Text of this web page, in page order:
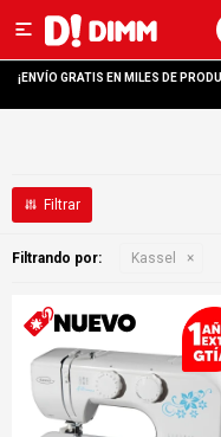

¡ENVÍO GRATIS EN MILES DE
Filtrando por: Kassel